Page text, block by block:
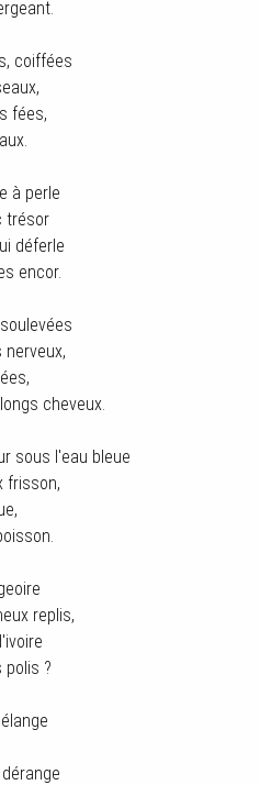
coiffées
fées,
à perle
trésor
déferle
encor.
cheveux.
sous l'eau bleue
frisson,
replis,
polis ?